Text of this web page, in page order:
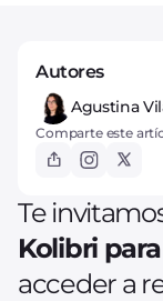
Autores
Agustina
Comparte este
Te
Kolibri
acceder a